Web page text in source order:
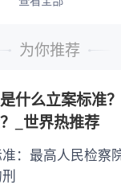
扶养义务的，分
为你推荐
什么立案标准
_世界热推荐
：最高人民检察